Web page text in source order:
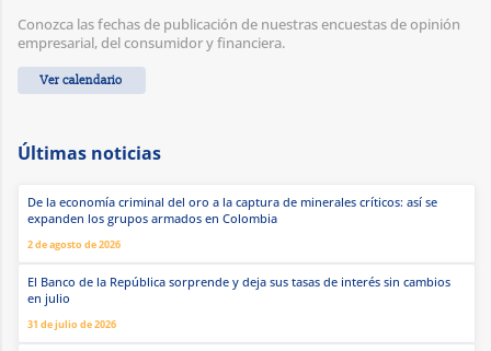
Conozca las fechas de publicación de nuestras encuestas de opinión
empresarial, del consumidor y financiera.
Ver calendario
Últimas noticias
De la economía criminal del oro a la captura de minerales críticos: así se
expanden los grupos armados en Colombia
2 de agosto de 2026
El Banco de la República sorprende y deja sus tasas de interés sin cambios
en julio
31 de julio de 2026